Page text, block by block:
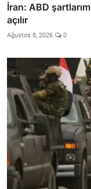
İran: ABD
açılır
Ağustos 8, 2026 0